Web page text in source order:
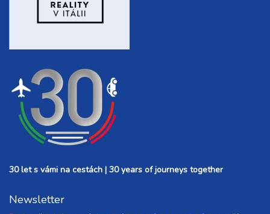
30 let s vámi na cestách | 30 years of journeys together
Newsletter